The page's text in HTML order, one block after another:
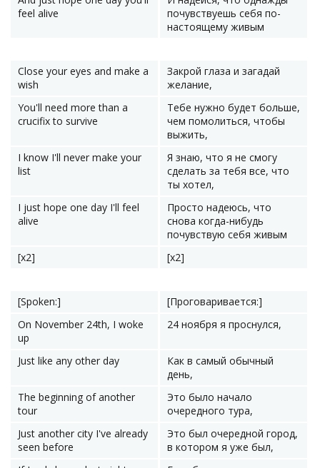
feel alive
почувствуешь себя по-
настоящему живым
Close your eyes and make a
wish
Закрой глаза и загадай
желание,
You'll need more than a
crucifix to survive
Тебе нужно будет больше,
чем помолиться, чтобы
выжить,
I know I'll never make your
list
Я знаю, что я не смогу
сделать за тебя все, что
ты хотел,
I just hope one day I'll feel
alive
Просто надеюсь, что
снова когда-нибудь
почувствую себя живым
[x2]
[x2]
[Spoken:]
[Проговаривается:]
On November 24th, I woke
up
24 ноября я проснулся,
Just like any other day
Как в самый обычный
день,
The beginning of another
tour
Это было начало
очередного тура,
Just another city I've already
seen before
Это был очередной город,
в котором я уже был,